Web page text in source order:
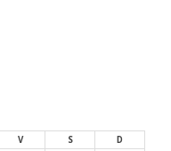
V S
D